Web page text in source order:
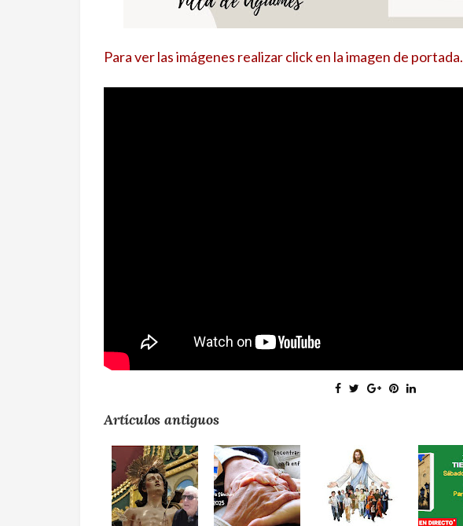
Para ver las imágenes realizar click en la imagen de portada.
Artículos antiguos